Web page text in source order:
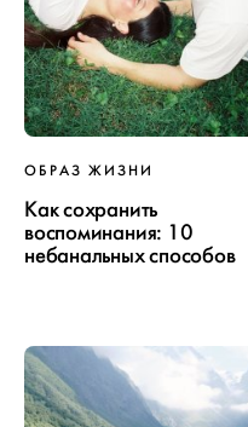
ОБРАЗ ЖИЗНИ
Как сохранить
воспоминания: 10
небанальных способов